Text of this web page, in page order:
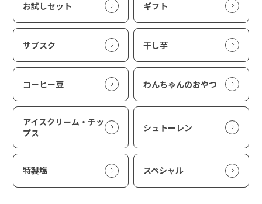
お試しセット ギフト
サブスク 干し芋
コーヒー豆 わんちゃんのおやつ
アイスクリーム・チッ
プス
シュトーレン
特製塩 スペシャル